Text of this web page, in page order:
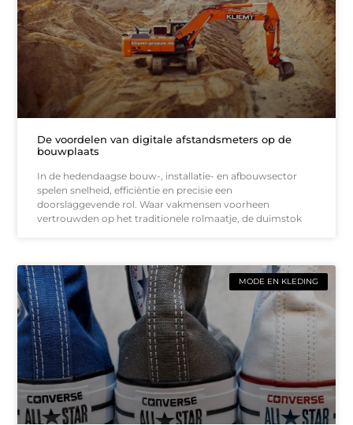
De voordelen van digitale afstandsmeters op de
bouwplaats
In de hedendaagse bouw-, installatie- en afbouwsector
spelen snelheid, efficiëntie en precisie een
doorslaggevende rol. Waar vakmensen voorheen
vertrouwden op het traditionele rolmaatje, de duimstok
MODE EN KLEDING